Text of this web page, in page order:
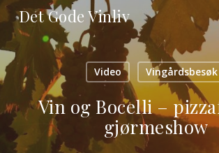
Skip
to
main
content
Det Gode Vinliv
Video Vingårdsbesøk
Vin og Bocelli –
gjørmeshow